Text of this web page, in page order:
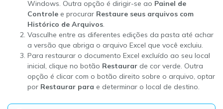
Windows. Outra opção é dirigir-se ao Painel de
Controle e procurar Restaure seus arquivos com
Histórico de Arquivos.
Vasculhe entre as diferentes edições da pasta até achar
a versão que abriga o arquivo Excel que você excluiu.
Para restaurar o documento Excel excluído ao seu local
inicial, clique no botão Restaurar de cor verde. Outra
opção é clicar com o botão direito sobre o arquivo, optar
por Restaurar para e determinar o local de destino.